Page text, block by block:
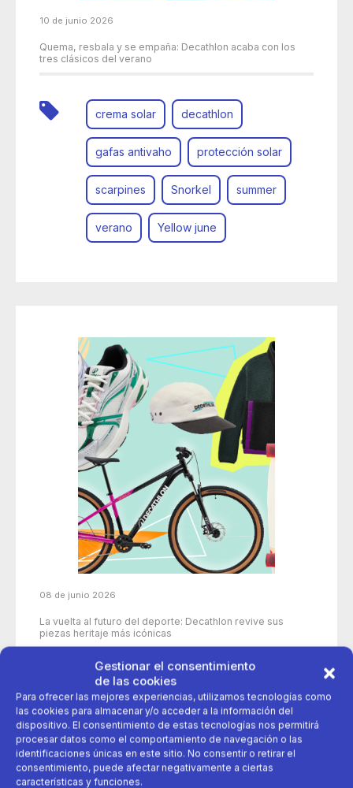
Gestionar el consentimiento
de las cookies
Para ofrecer las mejores experiencias, utilizamos tecnologías como
las cookies para almacenar y/o acceder a la información del
dispositivo. El consentimiento de estas tecnologías nos permitirá
procesar datos como el comportamiento de navegación o las
identificaciones únicas en este sitio. No consentir o retirar el
consentimiento, puede afectar negativamente a ciertas
características y funciones.
10 de junio 2026
Quema, resbala y se empaña: Decathlon acaba con los
tres clásicos del verano
crema solar decathlon
gafas antivaho protección solar
scarpines Snorkel summer
verano Yellow june
08 de junio 2026
La vuelta al futuro del deporte: Decathlon revive sus
piezas heritaje más icónicas
50 años aniversario
deporte Productos icónicos